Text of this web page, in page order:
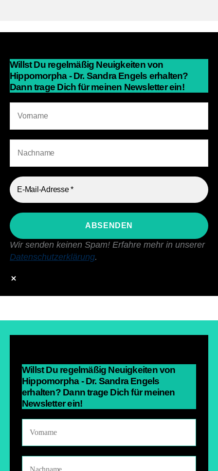
Willst Du regelmäßig Neuigkeiten von
Hippomorpha - Dr. Sandra Engels erhalten?
Dann trage Dich für meinen Newsletter ein!
Wir senden keinen Spam! Erfahre mehr in unserer
Datenschutzerklärung.
Willst Du regelmäßig Neuigkeiten von
Hippomorpha - Dr. Sandra Engels
erhalten? Dann trage Dich für meinen
Newsletter ein!